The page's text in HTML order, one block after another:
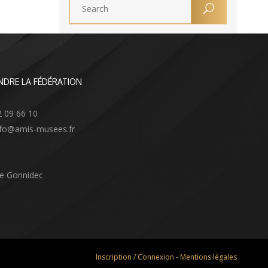
LA FÉDÉRATION
09 66 10
musees.fr
Gonnidec
Inscription / Connexion - Mentions légales